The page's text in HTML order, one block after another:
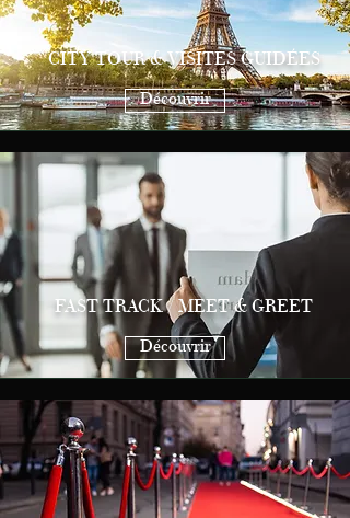
CITY TOUR & VISITES GUIDÉES
Découvrir
FAST TRACK / MEET & GREET
Découvrir